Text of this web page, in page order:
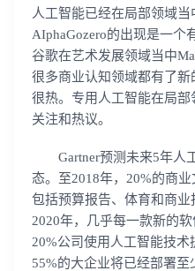
人工智能已经在局部领域当
AIphaGozero的出现是一个
谷歌在艺术发展领域当中
很多商业认知领域都有了
很热。专用人工智能在局
关注和热议。
Gartner预测未来5年人
态。至2018年，20%的商
包括预算报告、体育和商业
2020年，几乎每一款新的
20%公司使用人工智能技术
55%的大企业将已经部署至